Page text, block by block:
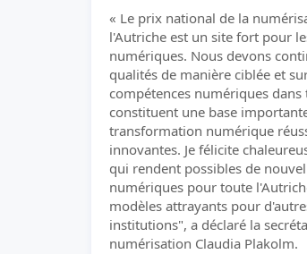
« Le prix national de la
l'Autriche est un site fort pour
numériques. Nous devons
qualités de manière ciblée et
compétences numériques
constituent une base
transformation numérique
innovantes. Je félicite
qui rendent possibles de
numériques pour toute
modèles attrayants pour
institutions", a déclaré la
numérisation Claudia Plakolm.